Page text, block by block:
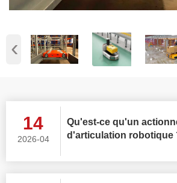
‹
14
2026-04
Qu'est-ce qu'un
d'articulation robotique
actionneur rotatif
d'articulation robotique